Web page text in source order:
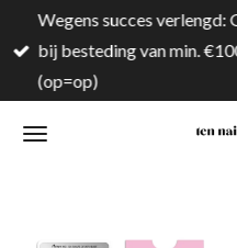
direct
naar
hoofdinhoud
Wegens succes verlengd:
bij besteding van min.
(op=op)